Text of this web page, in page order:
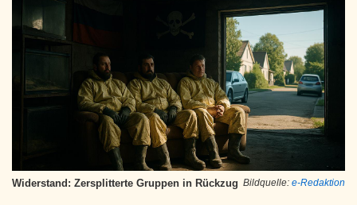
Bildquelle: e-Redaktion
Widerstand: Zersplitterte Gruppen in Rückzug